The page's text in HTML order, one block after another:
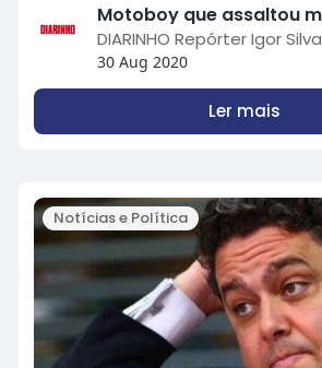
DIARINHO Repórter Igor Silva
30 Aug 2020
Ler mais
Notícias e Política